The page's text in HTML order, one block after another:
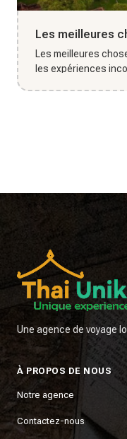
Les meilleures
Les meilleures
les expériences
Une agence de voyage
À PROPOS DE NOUS
Notre agence
Contactez-nous